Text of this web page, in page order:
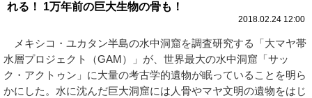
れる！ 1万年前の巨大生物の骨も！
2018.02.24 12:00
メキシコ・ユカタン半島の水中洞窟を調査研究する「大マヤ帯
水層プロジェクト（GAM）」が、世界最大の水中洞窟「サッ
ク・アクトゥン」に大量の考古学的遺物が眠っていることを明ら
かにした。水に沈んだ巨大洞窟には人骨やマヤ文明の遺物をはじ